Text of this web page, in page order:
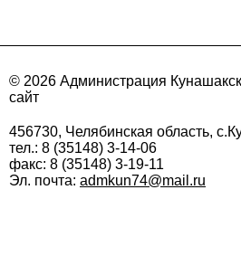
© 2026 Администрация
сайт
456730, Челябинская область,
тел.: 8 (35148) 3-14-06
факс: 8 (35148) 3-19-11
Эл. почта: admkun74@mail.ru